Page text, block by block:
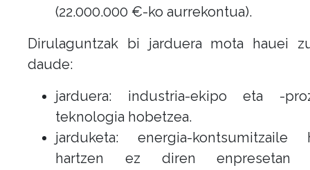
(22.000.000 €-ko aurrekontua).
Dirulaguntzak bi jarduera mota hauei
daude:
jarduera: industria-ekipo eta -
teknologia hobetzea.
jarduketa: energia-kontsumitzaile
hartzen ez diren enpresetan